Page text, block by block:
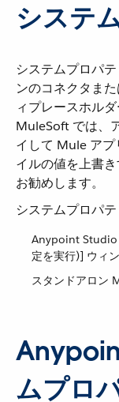
システ
システムプロパ
ンのコネクタま
ィプレースホル
MuleSoft では、
イして Mule アプ
イルの値を上書
お勧めします。
システムプロパ
Anypoint Studio
定を実行)] ウィン
スタンドアロン
ムプロ